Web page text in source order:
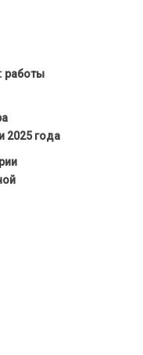
работы
2025 года